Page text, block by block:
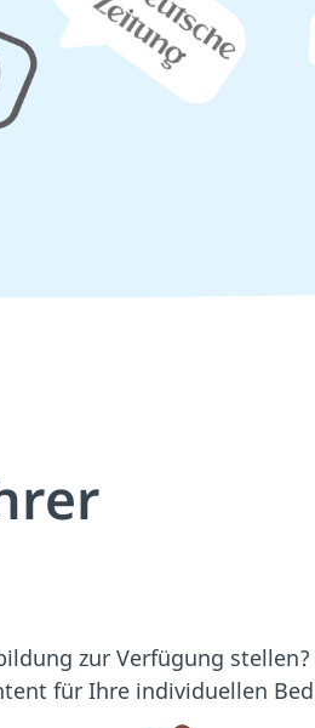
zur Verfügung
für Ihre individuellen